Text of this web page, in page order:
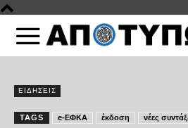
ΕΙΔΗΣΕΙΣ
TAGS e-ΕΦΚΑ έκδοση νέες